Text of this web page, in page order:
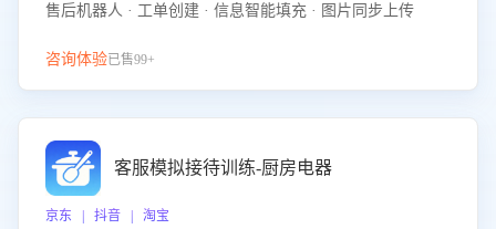
售后机器人 · 工单创建 · 信息智能填充 · 图片同步上传
咨询体验已售99+
客服模拟接待训练-厨房电器
京东 | 抖音 | 淘宝